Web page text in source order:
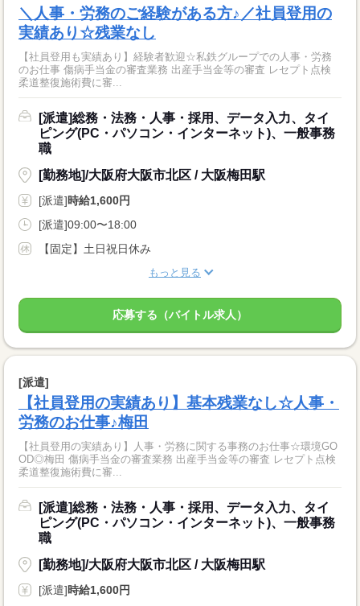
＼人事・労務のご経験がある方♪／社員登用の
実績あり☆残業なし
【社員登用も実績あり】経験者歓迎☆私鉄グループでの人事・労務
のお仕事 傷病手当金の審査業務 出産手当金等の審査 レセプト点検
柔道整復施術費に審...
[派遣]総務・法務・人事・採用、データ入力、タイ
ピング(PC・パソコン・インターネット)、一般事務
職
[勤務地]/大阪府大阪市北区 / 大阪梅田駅
[派遣]時給1,600円
[派遣]09:00〜18:00
【固定】土日祝日休み
もっと見る
応募する（バイトル求人）
[派遣]
【社員登用の実績あり】基本残業なし☆人事・
労務のお仕事♪梅田
【社員登用の実績あり】人事・労務に関する事務のお仕事☆環境GO
OD◎梅田 傷病手当金の審査業務 出産手当金等の審査 レセプト点検
柔道整復施術費に審...
[派遣]総務・法務・人事・採用、データ入力、タイ
ピング(PC・パソコン・インターネット)、一般事務
職
[勤務地]/大阪府大阪市北区 / 大阪梅田駅
[派遣]時給1,600円